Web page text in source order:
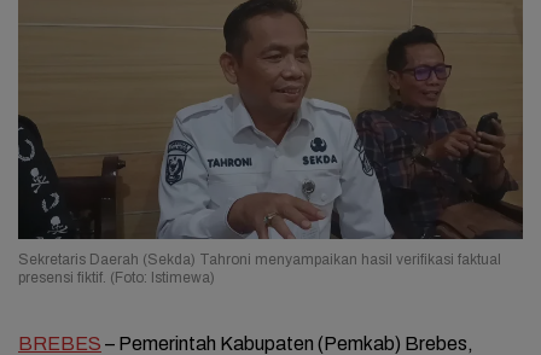
Sekretaris Daerah (Sekda) Tahroni menyampaikan hasil verifikasi faktual
presensi fiktif. (Foto: Istimewa)
BREBES – Pemerintah Kabupaten (Pemkab) Brebes,